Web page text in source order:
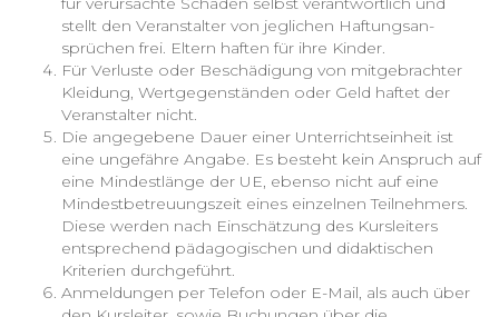
stellt den Veranstalter von jeglichen Haftungsan-
sprüchen frei. Eltern haften für ihre Kinder.
Für Verluste oder Beschädigung von mitgebrachter
Kleidung, Wertgegenständen oder Geld haftet der
Veranstalter nicht.
Die angegebene Dauer einer Unterrichtseinheit ist
eine ungefähre Angabe. Es besteht kein Anspruch auf
eine Mindestlänge der UE, ebenso nicht auf eine
Mindestbetreuungszeit eines einzelnen Teilnehmers.
Diese werden nach Einschätzung des Kursleiters
entsprechend pädagogischen und didaktischen
Kriterien durchgeführt.
Anmeldungen per Telefon oder E-Mail, als auch über